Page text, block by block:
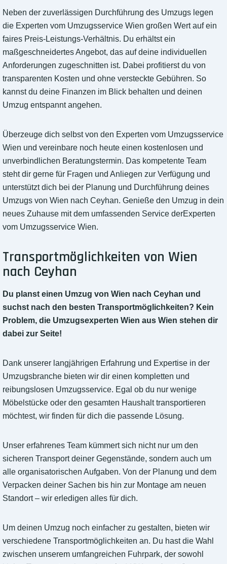
Neben der zuverlässigen Durchführung des Umzugs legen
die Experten vom Umzugsservice Wien großen Wert auf ein
faires Preis-Leistungs-Verhältnis. Du erhältst ein
maßgeschneidertes Angebot, das auf deine individuellen
Anforderungen zugeschnitten ist. Dabei profitierst du von
transparenten Kosten und ohne versteckte Gebühren. So
kannst du deine Finanzen im Blick behalten und deinen
Umzug entspannt angehen.
Überzeuge dich selbst von den Experten vom Umzugsservice
Wien und vereinbare noch heute einen kostenlosen und
unverbindlichen Beratungstermin. Das kompetente Team
steht dir gerne für Fragen und Anliegen zur Verfügung und
unterstützt dich bei der Planung und Durchführung deines
Umzugs von Wien nach Ceyhan. Genieße den Umzug in dein
neues Zuhause mit dem umfassenden Service derExperten
vom Umzugsservice Wien.
Transportmöglichkeiten von Wien
nach Ceyhan
Du planst einen Umzug von Wien nach Ceyhan und
suchst nach den besten Transportmöglichkeiten? Kein
Problem, die Umzugsexperten Wien aus Wien stehen dir
dabei zur Seite!
Dank unserer langjährigen Erfahrung und Expertise in der
Umzugsbranche bieten wir dir einen kompletten und
reibungslosen Umzugsservice. Egal ob du nur wenige
Möbelstücke oder den gesamten Haushalt transportieren
möchtest, wir finden für dich die passende Lösung.
Unser erfahrenes Team kümmert sich nicht nur um den
sicheren Transport deiner Gegenstände, sondern auch um
alle organisatorischen Aufgaben. Von der Planung und dem
Verpacken deiner Sachen bis hin zur Montage am neuen
Standort – wir erledigen alles für dich.
Um deinen Umzug noch einfacher zu gestalten, bieten wir
verschiedene Transportmöglichkeiten an. Du hast die Wahl
zwischen unserem umfangreichen Fuhrpark, der sowohl